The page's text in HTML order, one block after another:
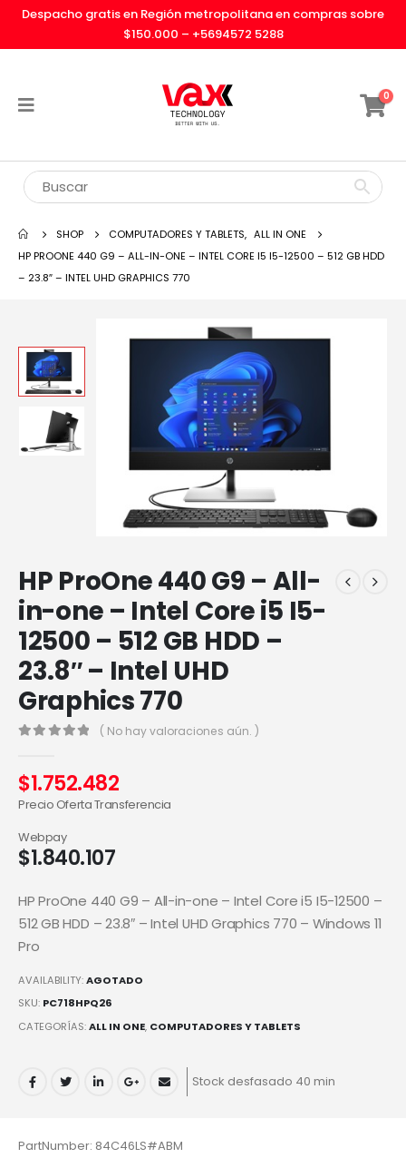
Despacho gratis en Región metropolitana en compras sobre
$150.000 – +5694572 5288
0
SHOP COMPUTADORES Y TABLETS, ALL IN ONE
HP PROONE 440 G9 – ALL-IN-ONE – INTEL CORE I5 I5-12500 – 512 GB HDD
– 23.8″ – INTEL UHD GRAPHICS 770
HP ProOne 440 G9 – All-
in-one – Intel Core i5 I5-
12500 – 512 GB HDD –
23.8″ – Intel UHD
Graphics 770
( No hay valoraciones aún. )
$1.752.482
Precio Oferta Transferencia
$1.840.107
Webpay
HP ProOne 440 G9 – All-in-one – Intel Core i5 I5-12500 –
512 GB HDD – 23.8″ – Intel UHD Graphics 770 – Windows 11
Pro
AVAILABILITY:AGOTADO
SKU: PC718HPQ26
CATEGORÍAS:ALL IN ONE, COMPUTADORES Y TABLETS
Stock desfasado 40 min
PartNumber: 84C46LS#ABM